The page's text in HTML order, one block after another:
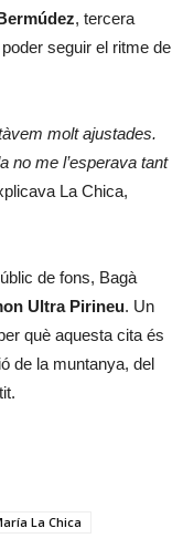
, tercera
seguir el ritme de
molt ajustades.
no me l’esperava tant
La Chica,
de fons, Bagà
Ultra Pirineu. Un
què aquesta cita és
de la muntanya, del
La Chica